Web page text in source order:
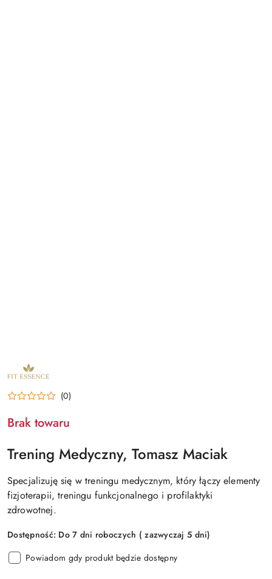
NAZWA
PRODUCENTA:
ESSENCE
TOMASZ (0)
Brak towaru
Trening Medyczny, Tomasz Maciak
Specjalizuję się w treningu medycznym, który łączy elementy
fizjoterapii, treningu funkcjonalnego i profilaktyki
zdrowotnej.
Dostępność: Do 7 dni roboczych ( zazwyczaj 5 dni)
Powiadom gdy produkt będzie dostępny